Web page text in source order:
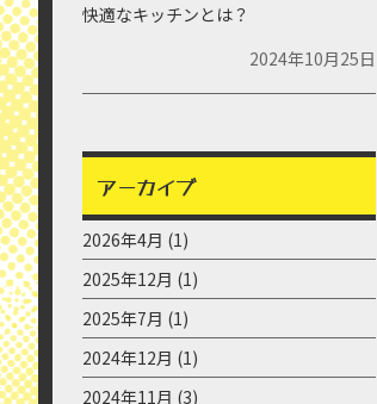
はありますか？
2024年11月1日
2024年10月30日
夜間熱中症を防ぐための睡眠環境と
は？